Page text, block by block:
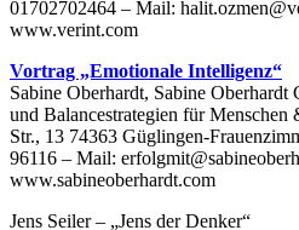
01702702464 – Mail:
www.verint.com
Vortrag „Emotionale Intelligenz“
Sabine Oberhardt, Sabine
und Balancestrategien für
Str., 13 74363 Güglingen-
96116 – Mail:
www.sabineoberhardt.com
Jens Seiler – „Jens der Denker“